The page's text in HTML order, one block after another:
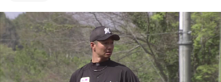
HOME
動画
日程・結果